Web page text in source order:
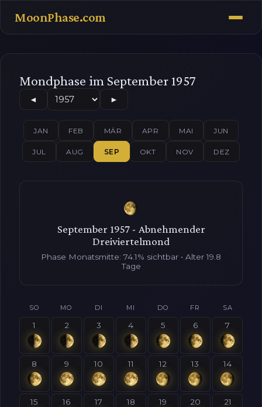
MoonPhase.com
Mondphase im September 1957
◄ ►
JAN FEB MÄR APR MAI JUN
JUL AUG SEP OKT NOV DEZ
September 1957 - Abnehmender
Dreiviertelmond
Phase Monatsmitte: 74.1% sichtbar • Alter 19.8
Tage
SO MO DI MI DO FR SA
1 2 3 4 5 6 7
8 9 10 11 12 13 14
15 16 17 18 19 20 21